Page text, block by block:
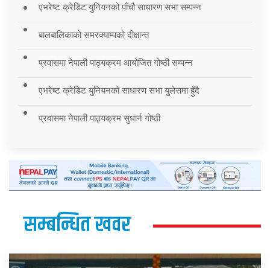
एभरेष्ट क्रेडिट युनियनको पाँचौ साधारण सभा सम्पन्न
बालबालिकाको समरक्याम्पको दीक्षान्त
प्रवासमा नेपाली पाठ्यक्रम आयोजित गोष्ठी सम्पन्न
एभरेष्ट क्रेडिट युनियनको साधारण सभा युलेसमा हुँदै
प्रवासमा नेपाली पाठ्यक्रम सुधार्न गोष्ठी
सम्बन्धित खवर